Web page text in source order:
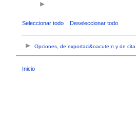
Seleccionar todo Deseleccionar todo
Opciones, de exportaci&oacute;n y de cita
Inicio